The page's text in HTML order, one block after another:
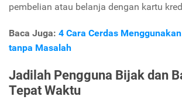
pembelian atau belanja dengan kartu
Baca Juga: 4 Cara Cerdas
tanpa Masalah
Jadilah Pengguna Bijak dan
Tepat Waktu